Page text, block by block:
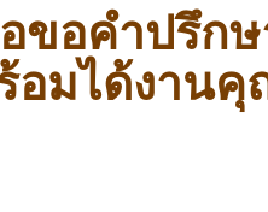
ขอคำปรึก
มได้งานคุ